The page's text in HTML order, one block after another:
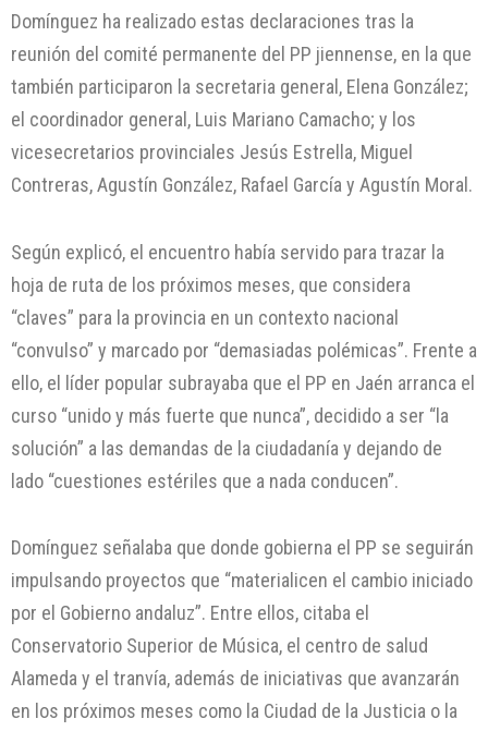
Domínguez ha realizado estas declaraciones tras la
reunión del comité permanente del PP jiennense, en la que
también participaron la secretaria general, Elena González;
el coordinador general, Luis Mariano Camacho; y los
vicesecretarios provinciales Jesús Estrella, Miguel
Contreras, Agustín González, Rafael García y Agustín Moral.
Según explicó, el encuentro había servido para trazar la
hoja de ruta de los próximos meses, que considera
“claves” para la provincia en un contexto nacional
“convulso” y marcado por “demasiadas polémicas”. Frente a
ello, el líder popular subrayaba que el PP en Jaén arranca el
curso “unido y más fuerte que nunca”, decidido a ser “la
solución” a las demandas de la ciudadanía y dejando de
lado “cuestiones estériles que a nada conducen”.
Domínguez señalaba que donde gobierna el PP se seguirán
impulsando proyectos que “materialicen el cambio iniciado
por el Gobierno andaluz”. Entre ellos, citaba el
Conservatorio Superior de Música, el centro de salud
Alameda y el tranvía, además de iniciativas que avanzarán
en los próximos meses como la Ciudad de la Justicia o la